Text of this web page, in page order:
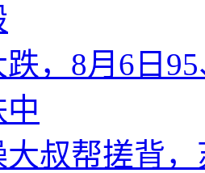
，8月6日
大叔帮搓背